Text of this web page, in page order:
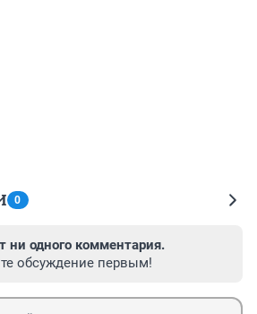
0
ни одного комментария.
обсуждение первым!